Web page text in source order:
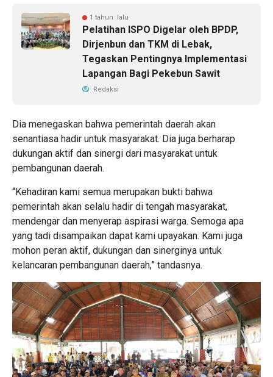
1 tahun lalu
Pelatihan ISPO Digelar oleh BPDP,
Dirjenbun dan TKM di Lebak,
Tegaskan Pentingnya Implementasi
Lapangan Bagi Pekebun Sawit
Redaksi
Dia menegaskan bahwa pemerintah daerah akan
senantiasa hadir untuk masyarakat. Dia juga berharap
dukungan aktif dan sinergi dari masyarakat untuk
pembangunan daerah.
“Kehadiran kami semua merupakan bukti bahwa
pemerintah akan selalu hadir di tengah masyarakat,
mendengar dan menyerap aspirasi warga. Semoga apa
yang tadi disampaikan dapat kami upayakan. Kami juga
mohon peran aktif, dukungan dan sinerginya untuk
kelancaran pembangunan daerah,” tandasnya.